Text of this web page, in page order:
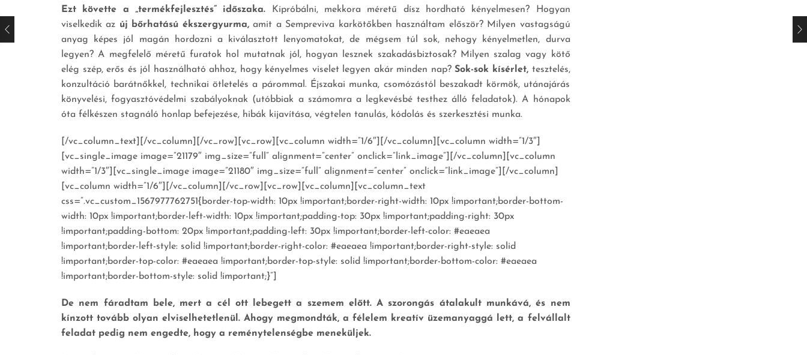
Ezt követte a „termékfejlesztés” időszaka. Kipróbálni, mekkora méretű dísz hordható kényelmesen? Hogyan
viselkedik az új bőrhatású ékszergyurma,amit a Sempreviva karkötőkben használtam először? Milyen vastagságú
anyag képes jól magán hordozni a kiválasztott lenyomatokat, de mégsem túl sok, nehogy kényelmetlen, durva
legyen? A megfelelő méretű furatok hol mutatnak jól, hogyan lesznek szakadásbiztosak? Milyen szalag vagy kötő
elég szép, erős és jól használható ahhoz, hogy kényelmes viselet legyen akár minden nap?Sok-sok kísérlet,tesztelés,
konzultáció barátnőkkel, technikai ötletelés a párommal. Éjszakai munka, csomózástól beszakadt körmök, utánajárás
könyvelési, fogyasztóvédelmi szabályoknak (utóbbiak a számomra a legkevésbé testhez álló feladatok). A hónapok
óta félkészen stagnáló honlap befejezése, hibák kijavítása, végtelen tanulás, kódolás és szerkesztési munka.
[/vc_column_text][/vc_column][/vc_row][vc_row][vc_column width=”1/6″][/vc_column][vc_column width=”1/3″]
[vc_single_image image=”21179″ img_size=”full” alignment=”center” onclick=”link_image”][/vc_column][vc_column
width=”1/3″][vc_single_image image=”21180″ img_size=”full” alignment=”center” onclick=”link_image”][/vc_column]
[vc_column width=”1/6″][/vc_column][/vc_row][vc_row][vc_column][vc_column_text
css=”.vc_custom_1567977762751{border-top-width: 10px !important;border-right-width: 10px !important;border-bottom-
width: 10px !important;border-left-width: 10px !important;padding-top: 30px !important;padding-right: 30px
!important;padding-bottom: 20px !important;padding-left: 30px !important;border-left-color: #eaeaea
!important;border-left-style: solid !important;border-right-color: #eaeaea !important;border-right-style: solid
!important;border-top-color: #eaeaea !important;border-top-style: solid !important;border-bottom-color: #eaeaea
!important;border-bottom-style: solid !important;}”]
De nem fáradtam bele, mert a cél ott lebegett a szemem előtt. A szorongás átalakult munkává, és nem
kínzott tovább olyan elviselhetetlenül. Ahogy megmondták, a félelem kreatív üzemanyaggá lett, a felvállalt
feladat pedig nem engedte, hogy a reménytelenségbe meneküljek.